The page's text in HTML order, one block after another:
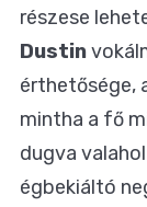
részese
Dustin
érthetősége,
mintha a fő
dugva
égbekiáltó